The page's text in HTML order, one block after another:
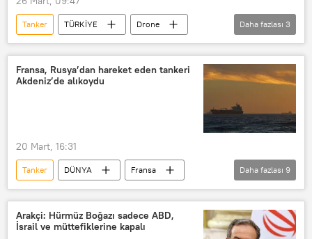
Tanker TÜRKİYE
Drone
Nene Hatun
Karadeniz
İstanbul Boğazı
Daha fazlası 3
Fransa, Rusya’dan hareket eden tankeri
Akdeniz’de alıkoydu
20 Mart, 16:31
Tanker DÜNYA
Fransa
Rusya
Akdeniz
Mozambik
Emmanuel Macron
Avrupa
İngiltere
Murmansk
Daha fazlası 9
Arakçi: Hürmüz Boğazı sadece ABD,
İsrail ve müttefiklerine kapalı